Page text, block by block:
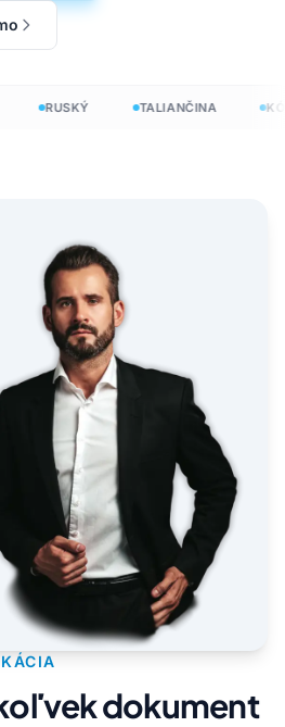
RUSKÝ TALIANČINA
dokument